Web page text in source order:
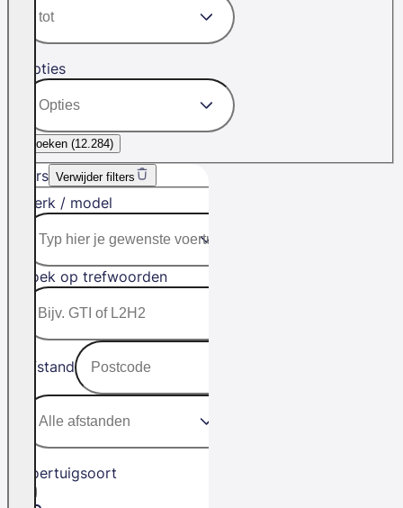
Opties
Zoeken (12.284)
Filters Verwijder filters
Merk / model
Zoek op trefwoorden
Afstand
Voertuigsoort